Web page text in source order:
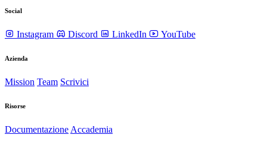
Social
Instagram Discord LinkedIn YouTube
Azienda
Mission Team Scrivici
Risorse
Documentazione Accademia